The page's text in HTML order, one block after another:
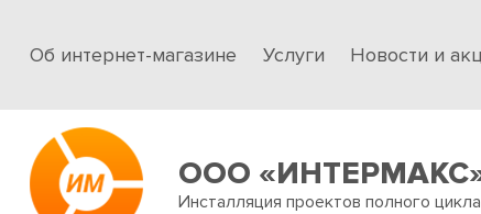
Об интернет-магазине Услуги Новости и
ООО
Инсталляция проектов полного цикла